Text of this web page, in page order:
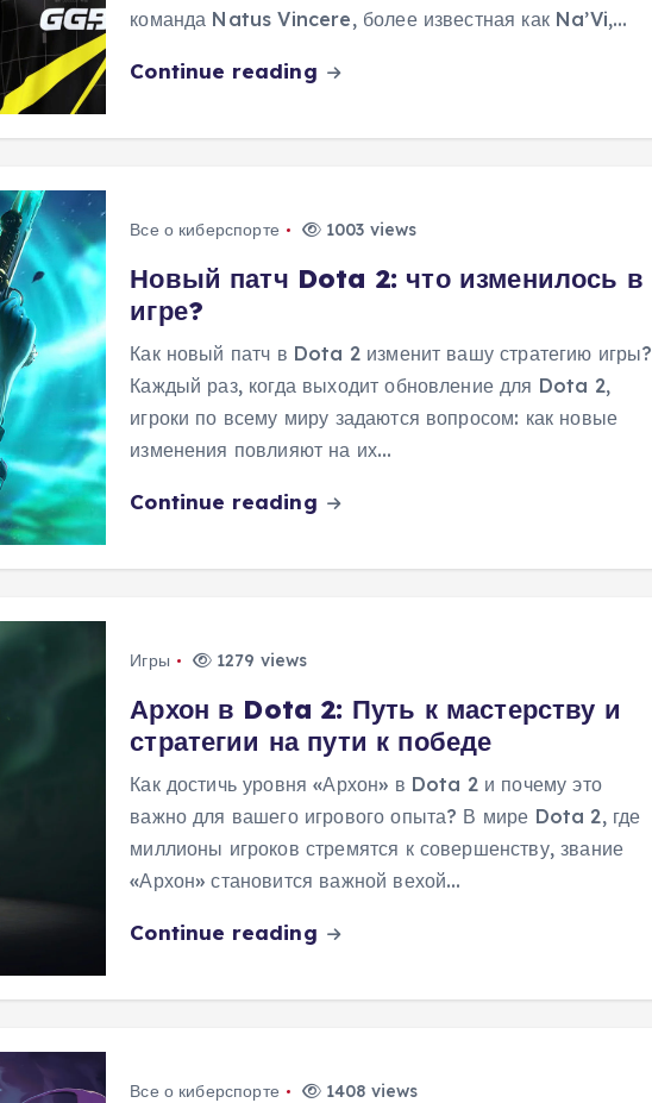
команда Natus Vincere, более известная как Na’Vi,…
Continue reading
Все о киберспорте 1003 views
Новый патч Dota 2: что изменилось в
игре?
Как новый патч в Dota 2 изменит вашу стратегию игры?
Каждый раз, когда выходит обновление для Dota 2,
игроки по всему миру задаются вопросом: как новые
изменения повлияют на их…
Continue reading
Игры 1279 views
Архон в Dota 2: Путь к мастерству и
стратегии на пути к победе
Как достичь уровня «Архон» в Dota 2 и почему это
важно для вашего игрового опыта? В мире Dota 2, где
миллионы игроков стремятся к совершенству, звание
«Архон» становится важной вехой…
Continue reading
Все о киберспорте 1408 views